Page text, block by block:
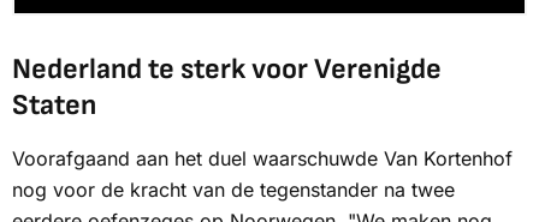
Nederland te sterk voor Verenigde
Staten
Voorafgaand aan het duel waarschuwde Van Kortenhof
nog voor de kracht van de tegenstander na twee